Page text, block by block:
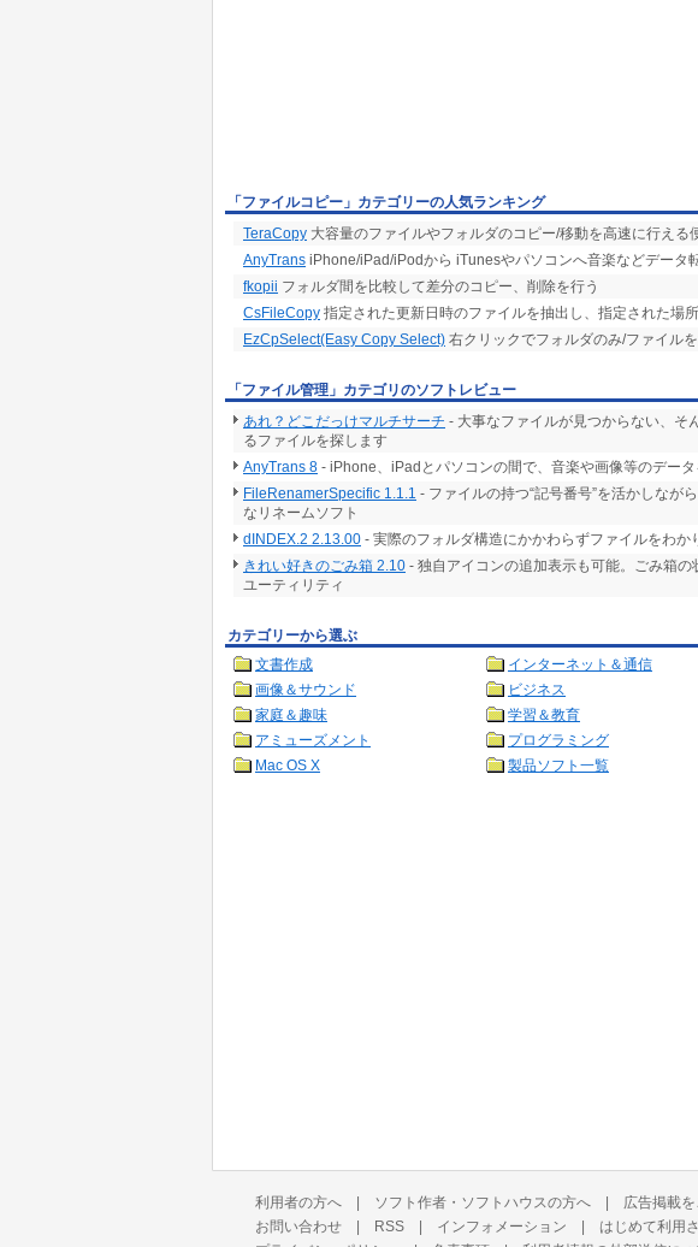
「ファイルコピー」カテゴリーの人気ランキング
TeraCopy 大容量のファイルやフォルダのコピー/移動を高速に行える
AnyTrans iPhone/iPad/iPodから iTunesやパソコンへ音楽などデータ
fkopii フォルダ間を比較して差分のコピー、削除を行う
CsFileCopy 指定された更新日時のファイルを抽出し、指定された場
EzCpSelect(Easy Copy Select) 右クリックでフォルダのみ/ファイル
「ファイル管理」カテゴリのソフトレビュー
あれ？どこだっけマルチサーチ - 大事なファイルが見つからない、そ
るファイルを探します
AnyTrans 8 - iPhone、iPadとパソコンの間で、音楽や画像等のデー
FileRenamerSpecific 1.1.1 - ファイルの持つ“記号番号”を活かしなが
なリネームソフト
dINDEX.2 2.13.00 - 実際のフォルダ構造にかかわらずファイルをわ
きれい好きのごみ箱 2.10 - 独自アイコンの追加表示も可能。ごみ箱
ユーティリティ
カテゴリーから選ぶ
文書作成
インターネット＆通信
画像＆サウンド
ビジネス
家庭＆趣味
学習＆教育
アミューズメント
プログラミング
Mac OS X
製品ソフト一覧
利用者の方へ | ソフト作者・ソフトハウスの方へ | 広告掲載
お問い合わせ | RSS | インフォメーション | はじめて利用